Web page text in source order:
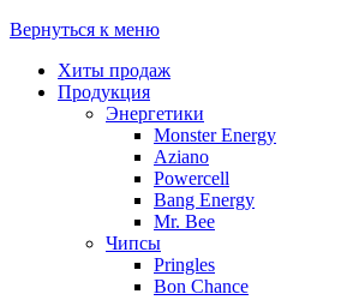
Вернуться к меню
Хиты продаж
Продукция
Энергетики
Monster Energy
Aziano
Powercell
Bang Energy
Mr. Bee
Чипсы
Pringles
Bon Chance